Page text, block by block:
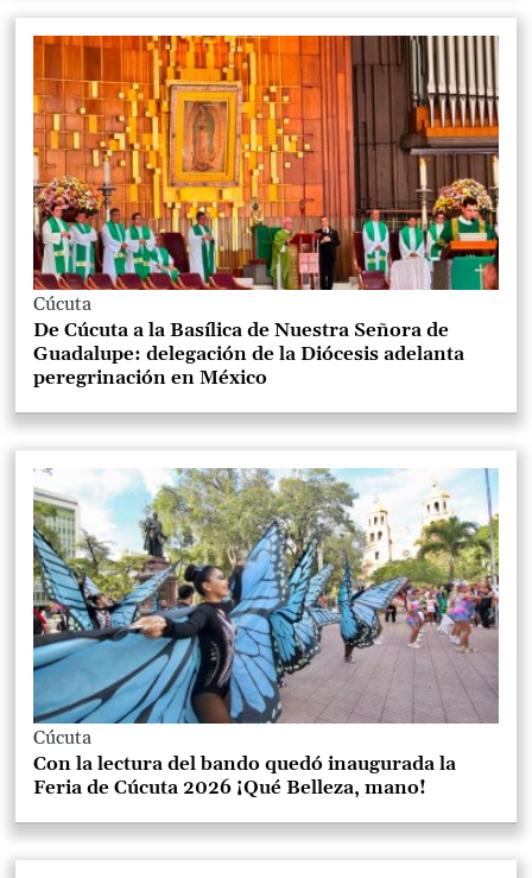
Cúcuta
De Cúcuta a la Basílica de Nuestra Señora de
Guadalupe: delegación de la Diócesis adelanta
peregrinación en México
Cúcuta
Con la lectura del bando quedó inaugurada la
Feria de Cúcuta 2026 ¡Qué Belleza, mano!